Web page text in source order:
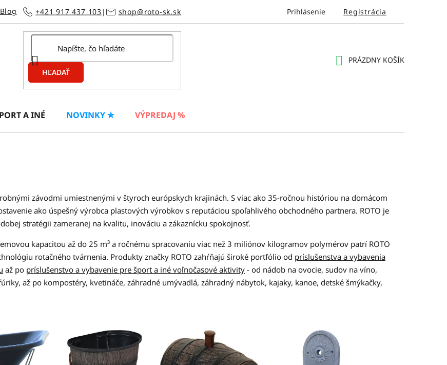
Blog Prihlásenie Registrácia
+421 917 437 103 | shop@roto-sk.sk
HĽADAŤ
PRÁZDNY KOŠÍK
A INÉ NOVINKY ✮ VÝPREDAJ %
závodmi umiestnenými v štyroch európskych krajinách. S viac ako 35-ročnou históriou na domácom
ako úspešný výrobca plastových výrobkov s reputáciou spoľahlivého obchodného partnera. ROTO je
stratégii zameranej na kvalitu, inováciu a zákaznícku spokojnosť.
kapacitou až do 25 m³ a ročnému spracovaniu viac než 3 miliónov kilogramov polymérov patrí ROTO
rotačného tvárnenia. Produkty značky ROTO zahŕňajú široké portfólio od príslušenstva a vybavenia
až po príslušenstvo a vybavenie pre šport a iné voľnočasové aktivity - od nádob na ovocie, sudov na víno,
až po kompostéry, kvetináče, záhradné umývadlá, záhradný nábytok, kajaky, kanoe, detské šmýkačky,